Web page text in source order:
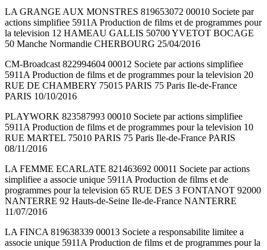
LA GRANGE AUX MONSTRES 819653072 00010 Societe par
actions simplifiee 5911A Production de films et de programmes pour
la television 12 HAMEAU GALLIS 50700 YVETOT BOCAGE
50 Manche Normandie CHERBOURG 25/04/2016
CM-Broadcast 822994604 00012 Societe par actions simplifiee
5911A Production de films et de programmes pour la television 20
RUE DE CHAMBERY 75015 PARIS 75 Paris Ile-de-France
PARIS 10/10/2016
PLAYWORK 823587993 00010 Societe par actions simplifiee
5911A Production de films et de programmes pour la television 10
RUE MARTEL 75010 PARIS 75 Paris Ile-de-France PARIS
08/11/2016
LA FEMME ECARLATE 821463692 00011 Societe par actions
simplifiee a associe unique 5911A Production de films et de
programmes pour la television 65 RUE DES 3 FONTANOT 92000
NANTERRE 92 Hauts-de-Seine Ile-de-France NANTERRE
11/07/2016
LA FINCA 819638339 00013 Societe a responsabilite limitee a
associe unique 5911A Production de films et de programmes pour la